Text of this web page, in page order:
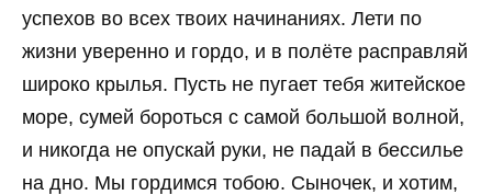
успехов во всех твоих начинаниях. Лети по
жизни уверенно и гордо, и в полёте расправляй
широко крылья. Пусть не пугает тебя житейское
море, сумей бороться с самой большой волной,
и никогда не опускай руки, не падай в бессилье
на дно. Мы гордимся тобою. Сыночек, и хотим,